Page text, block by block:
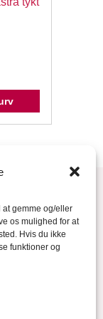
at gemme og/eller
os mulighed for at
Hvis du ikke
funktioner og